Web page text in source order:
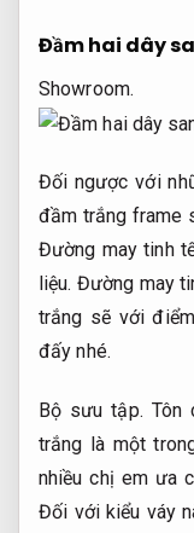
Đầm hai dây
Showroom.
Đối ngược với
đầm trắng frame
Đường may tinh
liệu. Đường may
trắng sẽ với
đấy nhé.
Bộ sưu tập. Tôn
trắng là một
nhiều chị em ưa
Đối với kiểu váy